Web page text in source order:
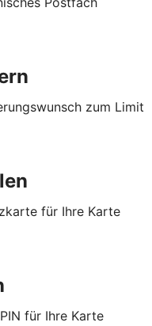
zum Limit
für Ihre Karte
für Ihre Karte